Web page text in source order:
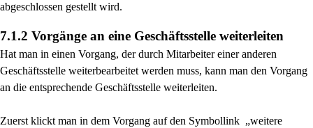
abgeschlossen gestellt wird.
7.1.2 Vorgänge an eine Geschäftsstelle weiterleiten
Hat man in einen Vorgang, der durch Mitarbeiter einer anderen
Geschäftsstelle weiterbearbeitet werden muss, kann man den Vorgang
an die entsprechende Geschäftsstelle weiterleiten.
Zuerst klickt man in dem Vorgang auf den Symbollink „weitere